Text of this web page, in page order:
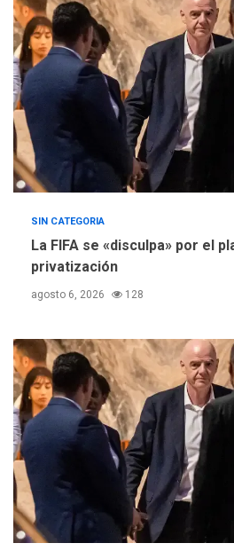
5
Concejo
Mariño
de
de Ley de
SIN CATEGORIA
La FIFA se «disculpa» por el
privatización
agosto 6, 2026 128